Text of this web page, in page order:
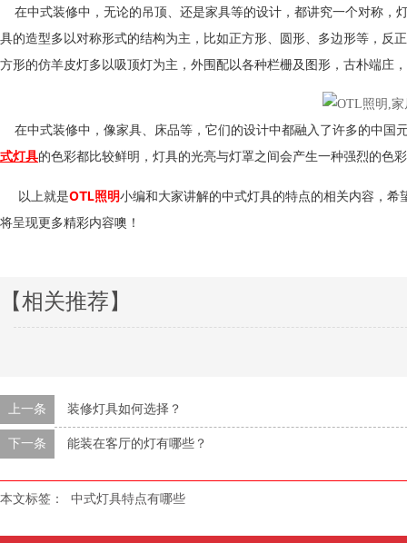
在中式装修中，无论的吊顶、还是家具等的设计，都讲究一个对称
具的造型多以对称形式的结构为主，比如正方形、圆形、多边形等，
方形的仿羊皮灯多以吸顶灯为主，外围配以各种栏栅及图形，古朴端庄，
在中式装修中，像家具、床品等，它们的设计中都融入了许多的中国元素
式灯具的色彩都比较鲜明，灯具的光亮与灯罩之间会产生一种强烈的色
以上就是OTL照明小编和大家讲解的中式灯具的特点的相关内容，希望
将呈现更多精彩内容噢！
【相关推荐】
上一条 装修灯具如何选择？
下一条 能装在客厅的灯有哪些？
本文标签： 中式灯具特点有哪些